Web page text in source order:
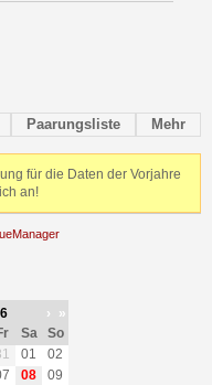
Paarungsliste Mehr
für die Daten der Vorjahre
an!
›
»
Sa
So
01
02
08
09